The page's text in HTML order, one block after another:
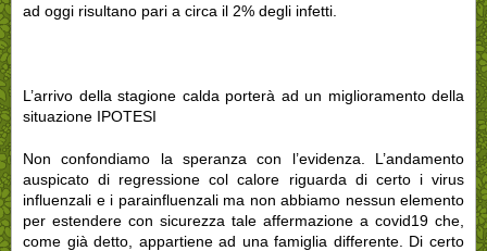
ad oggi risultano pari a circa il 2% degli infetti.
L’arrivo della stagione calda porterà ad un miglioramento della
situazione IPOTESI
Non confondiamo la speranza con l’evidenza. L’andamento
auspicato di regressione col calore riguarda di certo i virus
influenzali e i parainfluenzali ma non abbiamo nessun elemento
per estendere con sicurezza tale affermazione a covid19 che,
come già detto, appartiene ad una famiglia differente. Di certo